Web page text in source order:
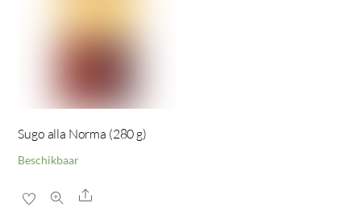
Sugo alla Norma (280 g)
Beschikbaar
Share